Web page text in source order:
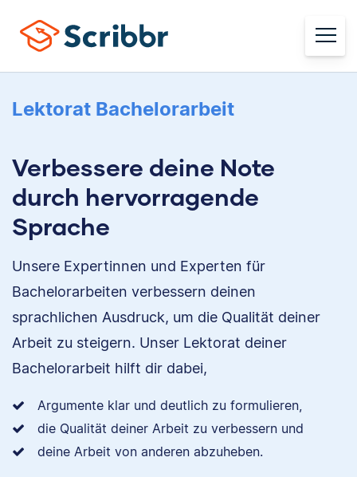
Lektorat Bachelorarbeit
Verbessere deine Note
durch hervorragende
Sprache
Unsere Expertinnen und Experten für
Bachelorarbeiten verbessern deinen
sprachlichen Ausdruck, um die Qualität deiner
Arbeit zu steigern. Unser Lektorat deiner
Bachelorarbeit hilft dir dabei,
Argumente klar und deutlich zu formulieren,
die Qualität deiner Arbeit zu verbessern und
deine Arbeit von anderen abzuheben.